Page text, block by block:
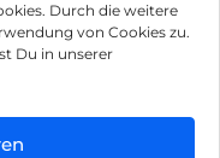
Durch die weitere
von Cookies zu.
Du in unserer